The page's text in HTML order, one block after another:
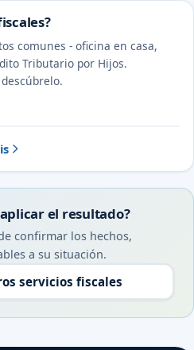
comunes - oficina en casa,
Tributario por Hijos.
el resultado?
confirmar los hechos,
a su situación.
servicios fiscales